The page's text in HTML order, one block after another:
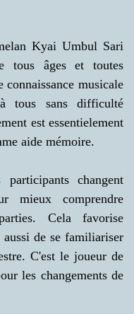
Kyai Umbul Sari
tous âges et toutes
connaissance musicale
tous sans difficulté
est essentielement
aide mémoire.
changent
mieux comprendre
Cela favorise
de se familiariser
C'est le joueur de
les changements de